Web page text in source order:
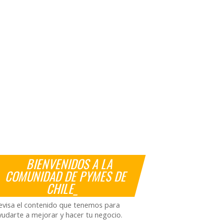
BIENVENIDOS A LA
COMUNIDAD DE PYMES DE
CHILE_
el contenido que tenemos para
a mejorar y hacer tu negocio.